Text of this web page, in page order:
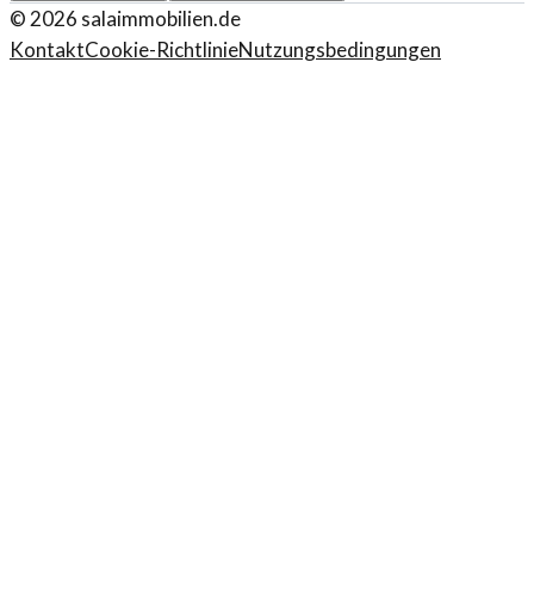
© 2026 salaimmobilien.de
KontaktCookie-RichtlinieNutzungsbedingungen